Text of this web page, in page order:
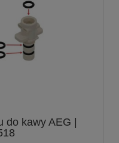
do kawy AEG |